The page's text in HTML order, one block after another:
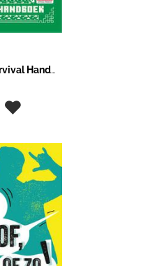
Minecraft Survival Handboek